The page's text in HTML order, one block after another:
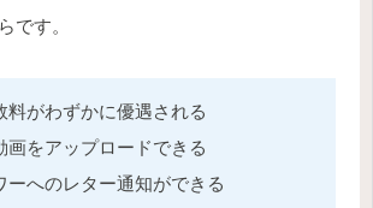
です。
料がわずかに優遇される
画をアップロードできる
ーへのレター通知ができる